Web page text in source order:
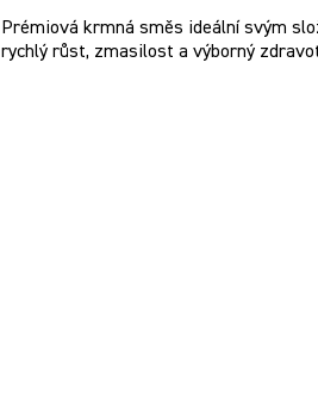
Prémiová krmná směs ideální svým
rychlý růst, zmasilost a výborný